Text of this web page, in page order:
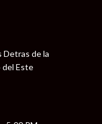
Detras de la
del Este